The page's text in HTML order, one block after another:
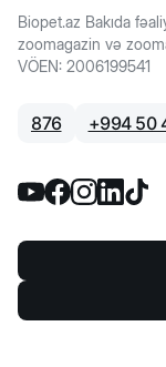
Biopet.az Bakıda
zoomagazin və
VÖEN: 2006199541
876 +994 50